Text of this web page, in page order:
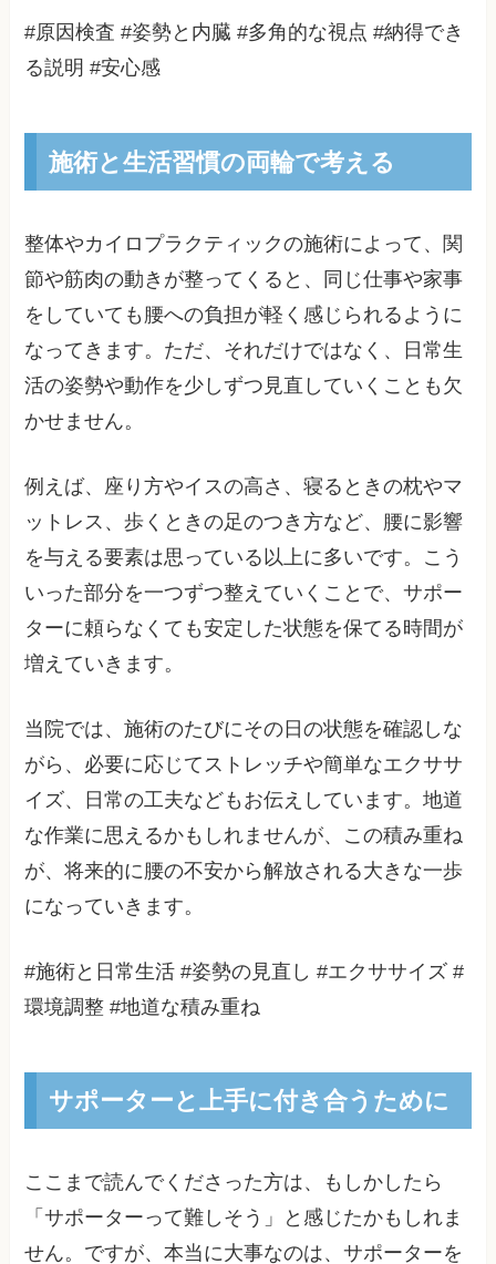
#原因検査 #姿勢と内臓 #多角的な視点 #納得でき
る説明 #安心感
施術と生活習慣の両輪で考える
整体やカイロプラクティックの施術によって、関
節や筋肉の動きが整ってくると、同じ仕事や家事
をしていても腰への負担が軽く感じられるように
なってきます。ただ、それだけではなく、日常生
活の姿勢や動作を少しずつ見直していくことも欠
かせません。
例えば、座り方やイスの高さ、寝るときの枕やマ
ットレス、歩くときの足のつき方など、腰に影響
を与える要素は思っている以上に多いです。こう
いった部分を一つずつ整えていくことで、サポー
ターに頼らなくても安定した状態を保てる時間が
増えていきます。
当院では、施術のたびにその日の状態を確認しな
がら、必要に応じてストレッチや簡単なエクササ
イズ、日常の工夫などもお伝えしています。地道
な作業に思えるかもしれませんが、この積み重ね
が、将来的に腰の不安から解放される大きな一歩
になっていきます。
#施術と日常生活 #姿勢の見直し #エクササイズ #
環境調整 #地道な積み重ね
サポーターと上手に付き合うために
ここまで読んでくださった方は、もしかしたら
「サポーターって難しそう」と感じたかもしれま
せん。ですが、本当に大事なのは、サポーターを